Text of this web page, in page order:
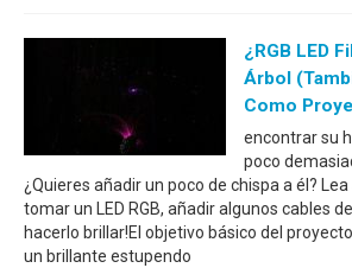
¿RGB LED
Árbol
Como
encontrar su
poco
¿Quieres añadir un poco de chispa a él?
tomar un LED RGB, añadir algunos cables
hacerlo brillar!El objetivo básico del
un brillante estupendo